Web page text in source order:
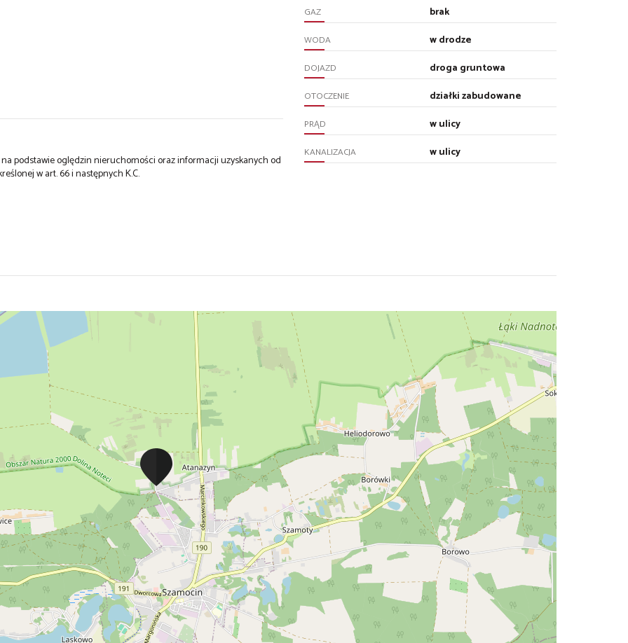
podstawie oględzin nieruchomości oraz informacji uzyskanych od
w art. 66 i następnych K.C.
GAZ brak
WODA w drodze
DOJAZD droga gruntowa
OTOCZENIE działki zabudowane
PRĄD w ulicy
KANALIZACJA w ulicy